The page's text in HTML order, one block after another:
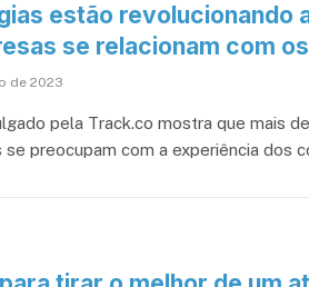
estão revolucionando
se relacionam com
de 2023
pela Track.co mostra que mais
se preocupam com a experiência dos